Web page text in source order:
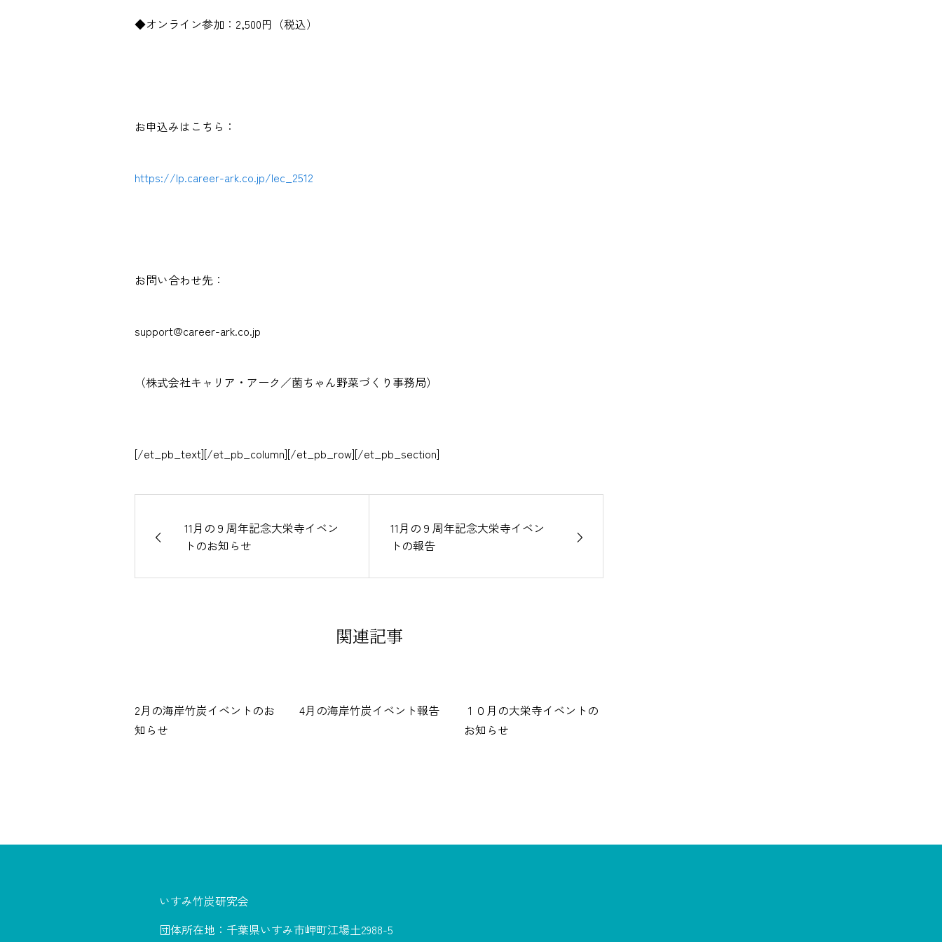
◆オンライン参加：2,500円（税込）
お申込みはこちら：
https://lp.career-ark.co.jp/lec_2512
お問い合わせ先：
support@career-ark.co.jp
（株式会社キャリア・アーク／菌ちゃん野菜づくり事務局）
[/et_pb_text][/et_pb_column][/et_pb_row][/et_pb_section]
11月の９周年記念大栄寺イベン
トのお知らせ
11月の９周年記念大栄寺イベン
トの報告
関連記事
2月の海岸竹炭イベントのお
知らせ
4月の海岸竹炭イベント報告
１０月の大栄寺イベントの
お知らせ
いすみ竹炭研究会
団体所在地：千葉県いすみ市岬町江場土2988-5